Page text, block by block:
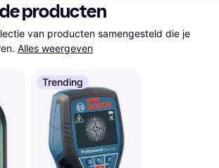
producten
van producten samengesteld die je
Alles weergeven
Trending